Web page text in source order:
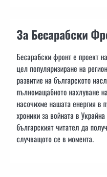
За Бесарабски
Бесарабски фронт е проект
цел популяризиране на
развитие на българското
пълномащабното нахлуване
насочихме нашата енергия в
хроники за войната в
българският читател да
случващото се в момента.